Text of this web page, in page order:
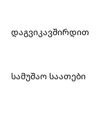
ᲓᲐᲒᲕᲘᲙᲐᲕᲨᲘᲠᲓᲘᲗ
ᲡᲐᲛᲣᲨᲐᲝ ᲡᲐᲐᲗᲔᲑᲘ